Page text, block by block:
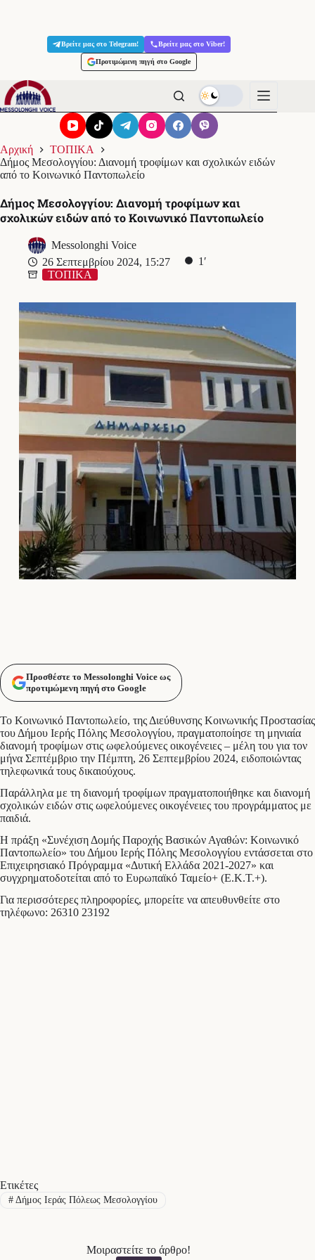
Βρείτε μας στο Telegram! Βρείτε μας στο Viber!
Προτιμώμενη πηγή στο Google
Αρχική
ΤΟΠΙΚΑ
Δήμος Μεσολογγίου: Διανομή τροφίμων και σχολικών ειδών
από το Κοινωνικό Παντοπωλείο
Δήμος Μεσολογγίου: Διανομή τροφίμων και
σχολικών ειδών από το Κοινωνικό Παντοπωλείο
Messolonghi Voice
26 Σεπτεμβρίου 2024, 15:27
1′
ΤΟΠΙΚΑ
Προσθέστε το Messolonghi Voice ως
προτιμώμενη πηγή στο Google
Το Κοινωνικό Παντοπωλείο, της Διεύθυνσης Κοινωνικής Προστασίας
του Δήμου Ιερής Πόλης Μεσολογγίου, πραγματοποίησε τη μηνιαία
διανομή τροφίμων στις ωφελούμενες οικογένειες – μέλη του για τον
μήνα Σεπτέμβριο την Πέμπτη, 26 Σεπτεμβρίου 2024, ειδοποιώντας
τηλεφωνικά τους δικαιούχους.
Παράλληλα με τη διανομή τροφίμων πραγματοποιήθηκε και διανομή
σχολικών ειδών στις ωφελούμενες οικογένειες του προγράμματος με
παιδιά.
Η πράξη «Συνέχιση Δομής Παροχής Βασικών Αγαθών: Κοινωνικό
Παντοπωλείο» του Δήμου Ιερής Πόλης Μεσολογγίου εντάσσεται στο
Επιχειρησιακό Πρόγραμμα «Δυτική Ελλάδα 2021-2027» και
συγχρηματοδοτείται από το Ευρωπαϊκό Ταμείο+ (Ε.Κ.Τ.+).
Για περισσότερες πληροφορίες, μπορείτε να απευθυνθείτε στο
τηλέφωνο: 26310 23192
Ετικέτες
#Δήμος Ιεράς Πόλεως Μεσολογγίου
Μοιραστείτε το άρθρο!